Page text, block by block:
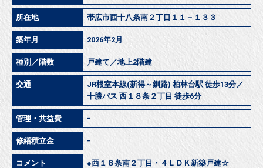
所在地 帯広市西十八条南２丁目１１－１３３
築年月 2026年2月
種別／階数 戸建て／地上2階建
交通
JR根室本線(新得～釧路) 柏林台駅 徒歩13分／
十勝バス 西１８条２丁目 徒歩6分
管理・共益費 -
修繕積立金 -
コメント
●西１８条南２丁目・４ＬＤＫ新築戸建☆